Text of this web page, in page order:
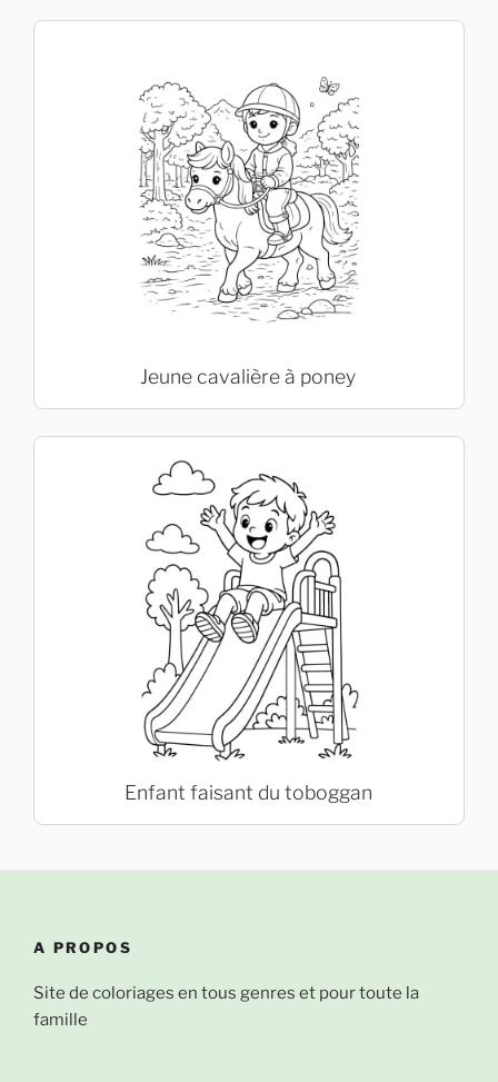
Jeune cavalière à poney
Enfant faisant du toboggan
A PROPOS
Site de coloriages en tous genres et pour toute la
famille